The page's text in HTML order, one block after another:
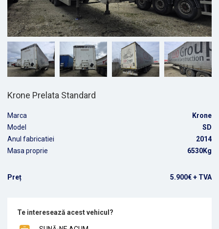
Krone Prelata Standard
Marca
Krone
Model
SD
Anul fabricatiei
2014
Masa proprie
6530Kg
Preț 5.900€ + TVA
Te interesează acest vehicul?